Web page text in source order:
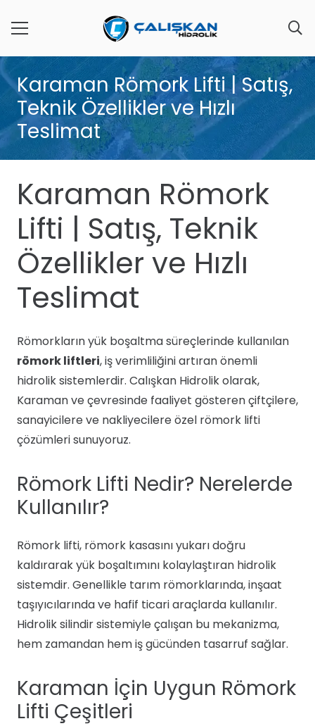
Karaman Römork Lifti | Satış,
Teknik Özellikler ve Hızlı
Teslimat
Karaman Römork
Lifti | Satış, Teknik
Özellikler ve Hızlı
Teslimat
Römorkların yük boşaltma süreçlerinde kullanılan
römork liftleri, iş verimliliğini artıran önemli
hidrolik sistemlerdir. Calışkan Hidrolik olarak,
Karaman ve çevresinde faaliyet gösteren çiftçilere,
sanayicilere ve nakliyecilere özel römork lifti
çözümleri sunuyoruz.
Römork Lifti Nedir? Nerelerde
Kullanılır?
Römork lifti, römork kasasını yukarı doğru
kaldırarak yük boşaltımını kolaylaştıran hidrolik
sistemdir. Genellikle tarım römorklarında, inşaat
taşıyıcılarında ve hafif ticari araçlarda kullanılır.
Hidrolik silindir sistemiyle çalışan bu mekanizma,
hem zamandan hem iş gücünden tasarruf sağlar.
Karaman İçin Uygun Römork
Lifti Çeşitleri